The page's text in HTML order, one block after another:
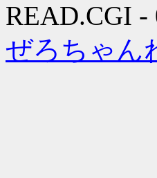
READ.CGI -
ぜろちゃん